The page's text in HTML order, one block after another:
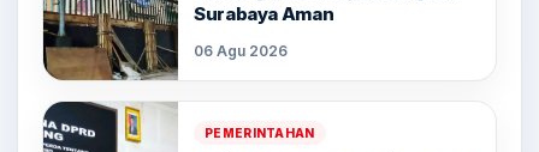
Surabaya Aman
06 Agu 2026
PEMERINTAHAN